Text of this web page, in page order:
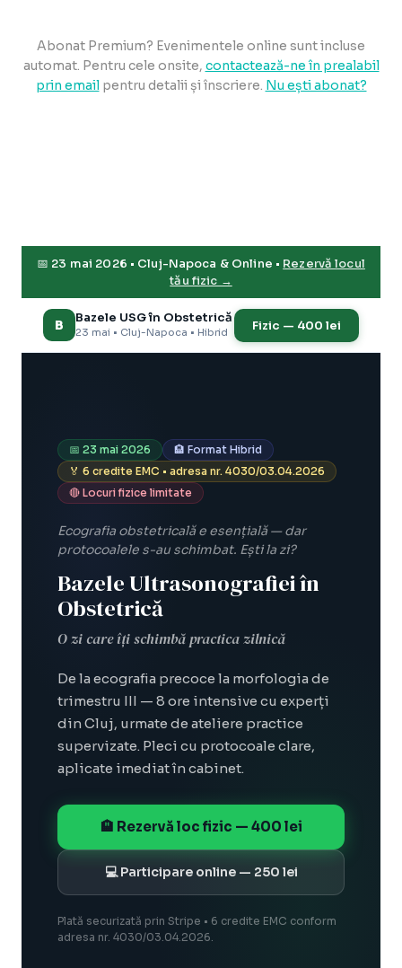
Abonat Premium? Evenimentele online sunt incluse
automat. Pentru cele onsite, contactează-ne în prealabil
prin emailpentru detalii și înscriere. Nu ești abonat?
📅 23 mai 2026 • Cluj-Napoca & Online • Rezervă locul
tău fizic →
B Bazele USG în Obstetrică
23 mai • Cluj-Napoca • Hibrid Fizic — 400 lei
📅 23 mai 2026
🏨 Format Hibrid
🏅 6 credite EMC • adresa nr. 4030/03.04.2026
🔴 Locuri fizice limitate
Ecografia obstetricală e esențială — dar
protocoalele s-au schimbat. Ești la zi?
Bazele Ultrasonografiei în
Obstetrică
O zi care îți schimbă practica zilnică
De la ecografia precoce la morfologia de
trimestru III — 8 ore intensive cu experți
din Cluj, urmate de ateliere practice
supervizate. Pleci cu protocoale clare,
aplicate imediat în cabinet.
🏨 Rezervă loc fizic — 400 lei
💻 Participare online — 250 lei
Plată securizată prin Stripe • 6 credite EMC conform
adresa nr. 4030/03.04.2026.